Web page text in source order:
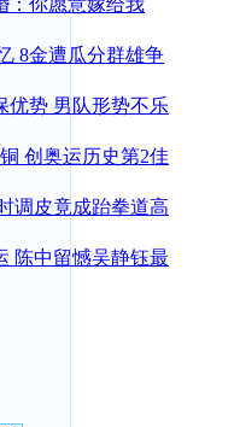
8金遭瓜分群雄争
优势 男队形势不乐
创奥运历史第2佳
调皮竟成跆拳道高
陈中留憾吴静钰最